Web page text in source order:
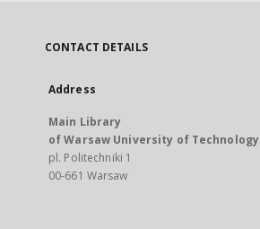
CONTACT DETAILS
Address
Main Library
of Warsaw University of Technology
pl. Politechniki 1
00-661 Warsaw